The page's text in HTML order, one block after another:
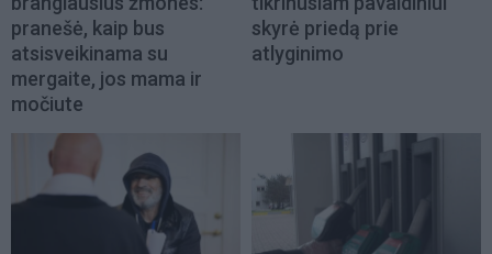
pranešė, kaip bus
atsisveikinama su
mergaite, jos mama ir
močiute
skyrė priedą prie
atlyginimo